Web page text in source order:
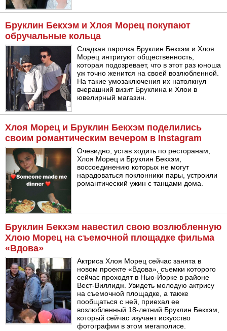
Бруклин Бекхэм и Хлоя Морец покупают
обручальные кольца
Сладкая парочка Бруклин Бекхэм и Хлоя
Морец интригуют общественность,
которая подозревает, что в этот раз юноша
уж точно женится на своей возлюбленной.
На такие умозаключения их натолкнул
вчерашний визит Бруклина и Хлои в
ювелирный магазин.
Хлоя Морец и Бруклин Бекхэм поделились
своим романтическим вечером в Instagram
Очевидно, устав ходить по ресторанам,
Хлоя Морец и Бруклин Бекхэм,
воссоединению которых не могут
нарадоваться поклонники пары, устроили
романтический ужин с танцами дома.
Бруклин Бекхэм навестил свою возлюбленную
Хлою Морец на съемочной площадке фильма
«Вдова»
Актриса Хлоя Морец сейчас занята в
новом проекте «Вдова», съемки которого
сейчас проходят в Нью-Йорке в районе
Вест-Виллидж. Увидеть молодую актрису
на съемочной площадке, а также
пообщаться с ней, приехал ее
возлюбленный 18-летний Бруклин Бекхэм,
который сейчас изучает искусство
фотографии в этом мегаполисе.